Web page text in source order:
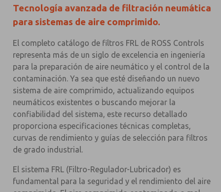
Tecnología avanzada de filtración neumática
para sistemas de aire comprimido.
El completo catálogo de filtros FRL de ROSS Controls
representa más de un siglo de excelencia en ingeniería
para la preparación de aire neumático y el control de la
contaminación. Ya sea que esté diseñando un nuevo
sistema de aire comprimido, actualizando equipos
neumáticos existentes o buscando mejorar la
confiabilidad del sistema, este recurso detallado
proporciona especificaciones técnicas completas,
curvas de rendimiento y guías de selección para filtros
de grado industrial.
El sistema FRL (Filtro-Regulador-Lubricador) es
fundamental para la seguridad y el rendimiento del aire